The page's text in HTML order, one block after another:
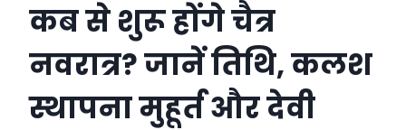
कब से शुरू होंगे चैत्र
नवरात्र? जानें तिथि, कलश
स्थापना मुहूर्त और देवी